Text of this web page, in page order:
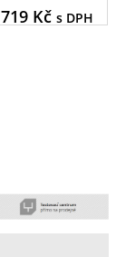
Kč s DPH